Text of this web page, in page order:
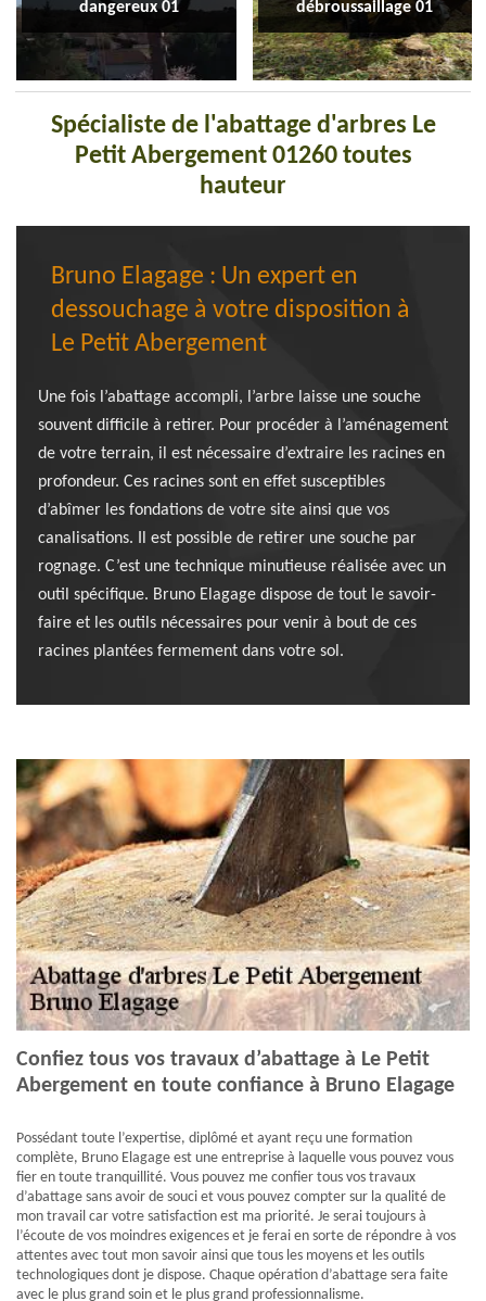
dangereux 01
débroussaillage 01
Spécialiste de l'abattage d'arbres Le
Petit Abergement 01260 toutes
hauteur
Bruno Elagage : Un expert en
dessouchage à votre disposition à
Le Petit Abergement
Une fois l’abattage accompli, l’arbre laisse une souche
souvent difficile à retirer. Pour procéder à l’aménagement
de votre terrain, il est nécessaire d’extraire les racines en
profondeur. Ces racines sont en effet susceptibles
d’abîmer les fondations de votre site ainsi que vos
canalisations. Il est possible de retirer une souche par
rognage. C’est une technique minutieuse réalisée avec un
outil spécifique. Bruno Elagage dispose de tout le savoir-
faire et les outils nécessaires pour venir à bout de ces
racines plantées fermement dans votre sol.
Confiez tous vos travaux d’abattage à Le Petit
Abergement en toute confiance à Bruno Elagage
Possédant toute l’expertise, diplômé et ayant reçu une formation
complète, Bruno Elagage est une entreprise à laquelle vous pouvez vous
fier en toute tranquillité. Vous pouvez me confier tous vos travaux
d’abattage sans avoir de souci et vous pouvez compter sur la qualité de
mon travail car votre satisfaction est ma priorité. Je serai toujours à
l’écoute de vos moindres exigences et je ferai en sorte de répondre à vos
attentes avec tout mon savoir ainsi que tous les moyens et les outils
technologiques dont je dispose. Chaque opération d’abattage sera faite
avec le plus grand soin et le plus grand professionnalisme.